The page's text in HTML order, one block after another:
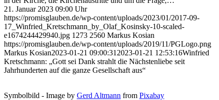
21. Januar 2023 09:00 Uhr
https://promisglauben.de/wp-content/uploads/2023/01/2017-09-
17_Winfried_Kretschmann_by_Olaf_Kosinsky-10-scaled-
e1674244429940.jpg 1273 2560 Markus Kosian
https://promisglauben.de/wp-content/uploads/2019/11/PGLogo.png
Markus Kosian2023-01-21 09:00:31 2023-01-21 12:53:16Winfried
Kretschmann: „Gott sei Dank strahlt die Nächstenliebe seit
Jahrhunderten auf die ganze Gesellschaft aus“
Symbolbild - Image by Gerd Altmann from Pixabay